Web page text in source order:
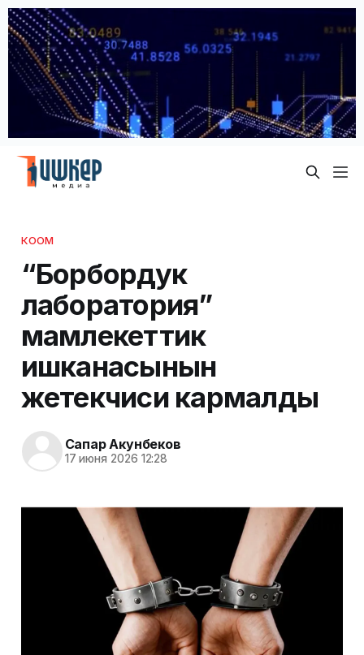
КООМ
“Борбордук
лаборатория”
мамлекеттик
ишканасынын
жетекчиси кармалды
Сапар Акунбеков
17 июня 2026 12:28